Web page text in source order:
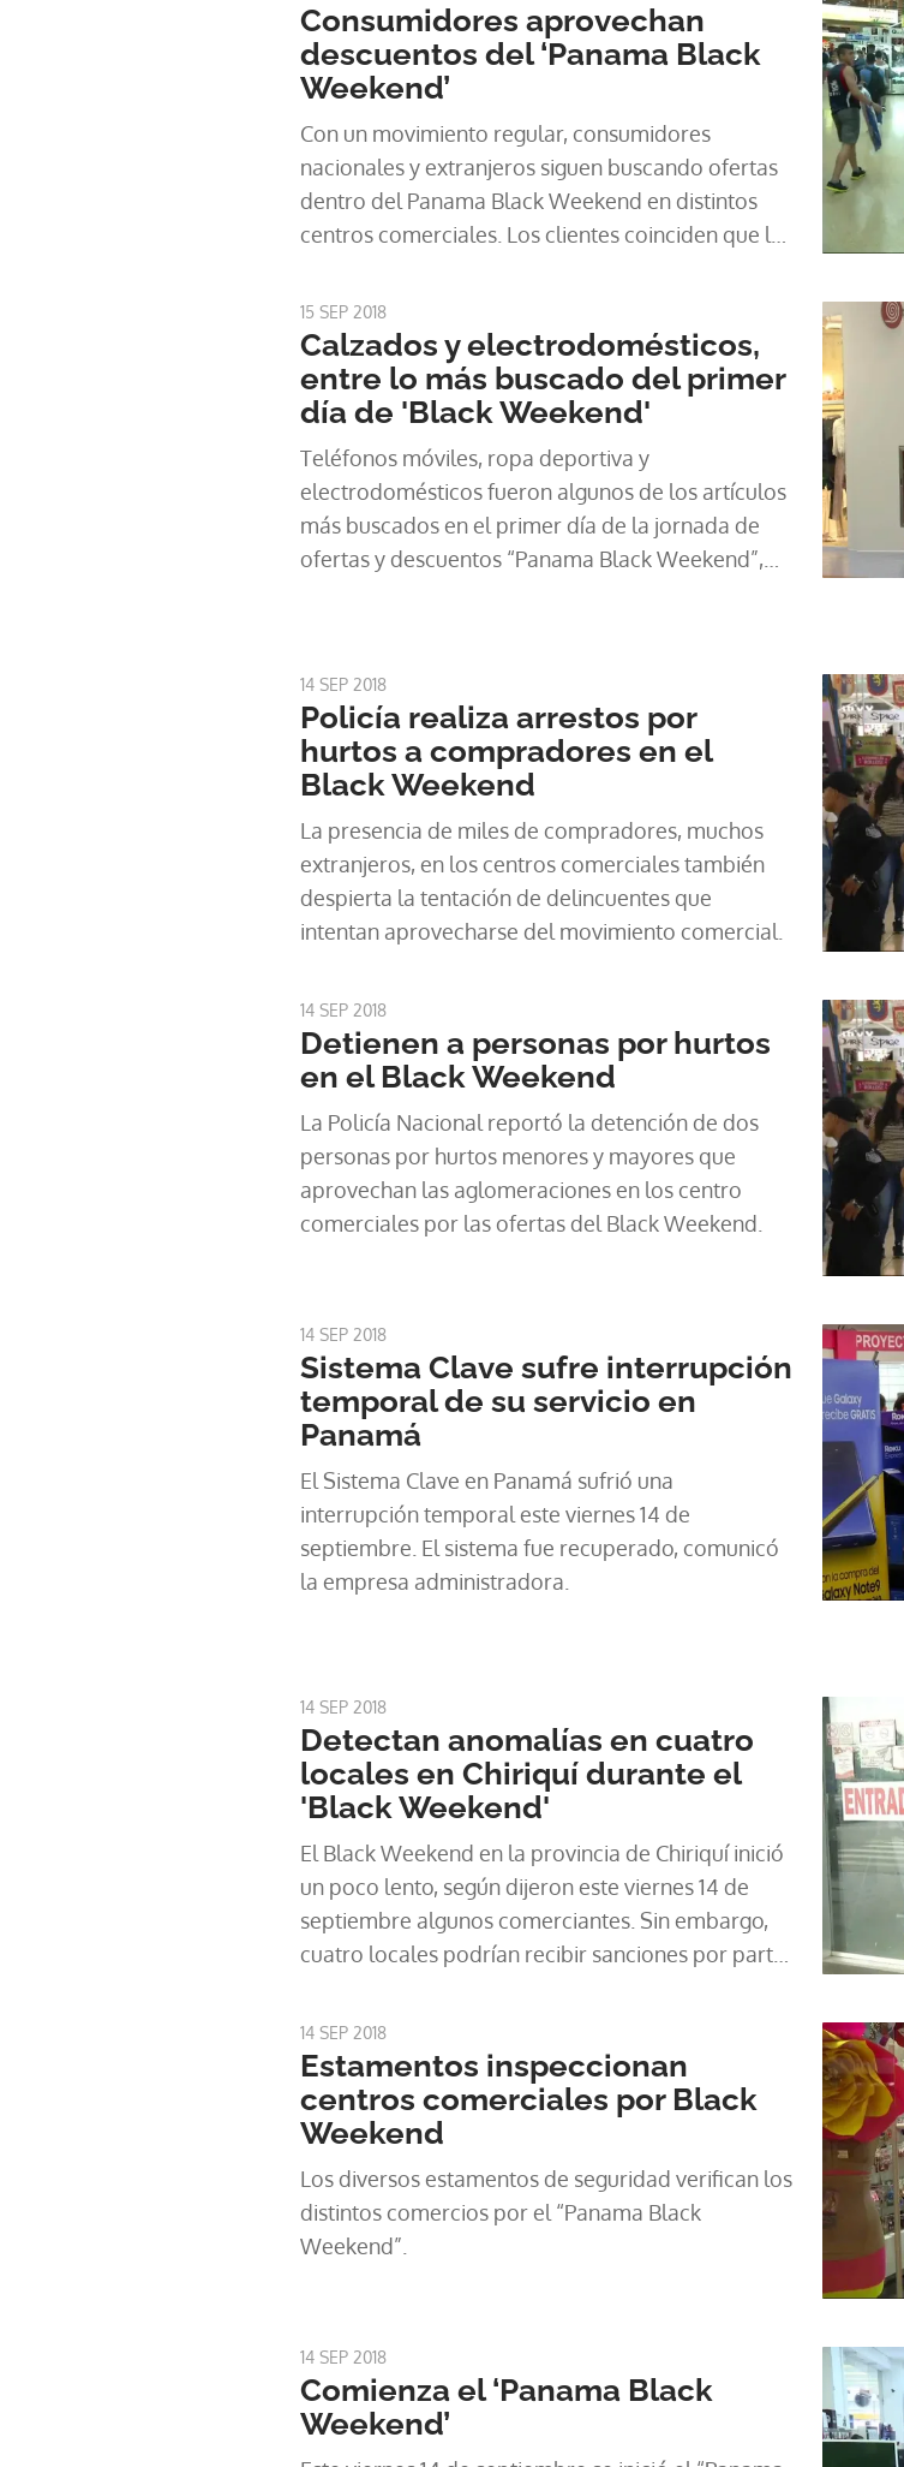
Consumidores aprovechan
descuentos del ‘Panama Black
Weekend’
Con un movimiento regular, consumidores
nacionales y extranjeros siguen buscando ofertas
dentro del Panama Black Weekend en distintos
centros comerciales. Los clientes coinciden que las
electrodomésticos.
15 SEP 2018
Calzados y electrodomésticos,
entre lo más buscado del primer
día de 'Black Weekend'
Teléfonos móviles, ropa deportiva y
electrodomésticos fueron algunos de los artículos
más buscados en el primer día de la jornada de
ofertas y descuentos “Panama Black Weekend”,
14 SEP 2018
Policía realiza arrestos por
hurtos a compradores en el
Black Weekend
La presencia de miles de compradores, muchos
extranjeros, en los centros comerciales también
despierta la tentación de delincuentes que
intentan aprovecharse del movimiento comercial.
14 SEP 2018
Detienen a personas por hurtos
en el Black Weekend
La Policía Nacional reportó la detención de dos
personas por hurtos menores y mayores que
aprovechan las aglomeraciones en los centro
comerciales por las ofertas del Black Weekend.
14 SEP 2018
Sistema Clave sufre interrupción
temporal de su servicio en
Panamá
El Sistema Clave en Panamá sufrió una
interrupción temporal este viernes 14 de
septiembre. El sistema fue recuperado, comunicó
la empresa administradora.
14 SEP 2018
Detectan anomalías en cuatro
locales en Chiriquí durante el
'Black Weekend'
El Black Weekend en la provincia de Chiriquí inició
un poco lento, según dijeron este viernes 14 de
septiembre algunos comerciantes. Sin embargo,
cuatro locales podrían recibir sanciones por parte
Defensa de la Libre Competencia (Acodeco),
debido a ciertas irregularidades.
14 SEP 2018
Estamentos inspeccionan
centros comerciales por Black
Weekend
Los diversos estamentos de seguridad verifican los
distintos comercios por el “Panama Black
Weekend”.
14 SEP 2018
Comienza el ‘Panama Black
Weekend’